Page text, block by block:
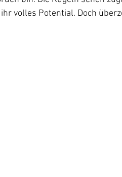
volles Potential. Doch